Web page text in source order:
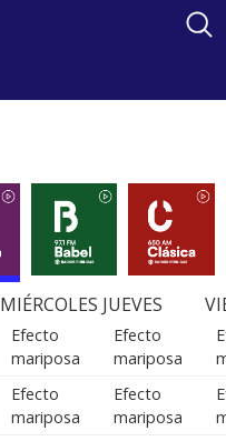
MIÉRCOLES JUEVES
Efecto
mariposa
Efecto
mariposa
Efecto
mariposa
Efecto
mariposa